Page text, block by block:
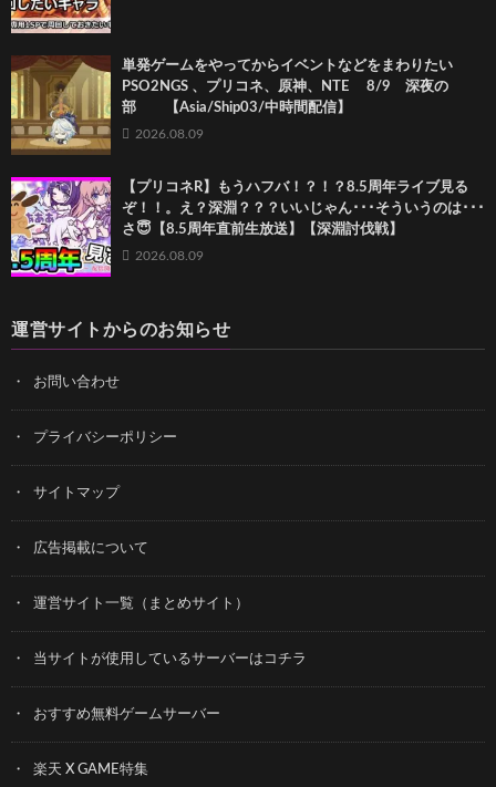
単発ゲームをやってからイベントなどをまわりたい
PSO2NGS 、プリコネ、原神、NTE 8/9 深夜の
部 【Asia/Ship03/中時間配信】
2026.08.09
【プリコネR】もうハフバ！？！？8.5周年ライブ見る
ぞ！！。え？深淵？？？いいじゃん･･･そういうのは･･･
さ😇【8.5周年直前生放送】【深淵討伐戦】
2026.08.09
運営サイトからのお知らせ
お問い合わせ
プライバシーポリシー
サイトマップ
広告掲載について
運営サイト一覧（まとめサイト）
当サイトが使用しているサーバーはコチラ
おすすめ無料ゲームサーバー
楽天 X GAME特集